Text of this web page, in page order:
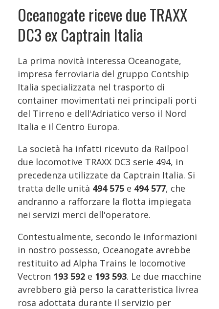
Oceanogate riceve due TRAXX
DC3 ex Captrain Italia
La prima novità interessa Oceanogate,
impresa ferroviaria del gruppo Contship
Italia specializzata nel trasporto di
container movimentati nei principali porti
del Tirreno e dell'Adriatico verso il Nord
Italia e il Centro Europa.
La società ha infatti ricevuto da Railpool
due locomotive TRAXX DC3 serie 494, in
precedenza utilizzate da Captrain Italia. Si
tratta delle unità 494 575 e 494 577, che
andranno a rafforzare la flotta impiegata
nei servizi merci dell'operatore.
Contestualmente, secondo le informazioni
in nostro possesso, Oceanogate avrebbe
restituito ad Alpha Trains le locomotive
Vectron 193 592 e 193 593. Le due macchine
avrebbero già perso la caratteristica livrea
rosa adottata durante il servizio per